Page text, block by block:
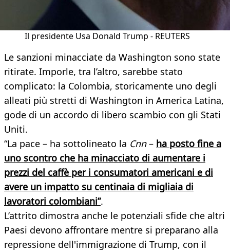
Il presidente Usa Donald Trump - REUTERS
Le sanzioni minacciate da Washington sono state
ritirate. Imporle, tra l’altro, sarebbe stato
complicato: la Colombia, storicamente uno degli
alleati più stretti di Washington in America Latina,
gode di un accordo di libero scambio con gli Stati
Uniti.
“La pace – ha sottolineato la Cnn– ha posto fine a
uno scontro che ha minacciato di aumentare i
prezzi del caffè per i consumatori americani e di
avere un impatto su centinaia di migliaia di
lavoratori colombiani”.
L’attrito dimostra anche le potenziali sfide che altri
Paesi devono affrontare mentre si preparano alla
repressione dell'immigrazione di Trump, con il